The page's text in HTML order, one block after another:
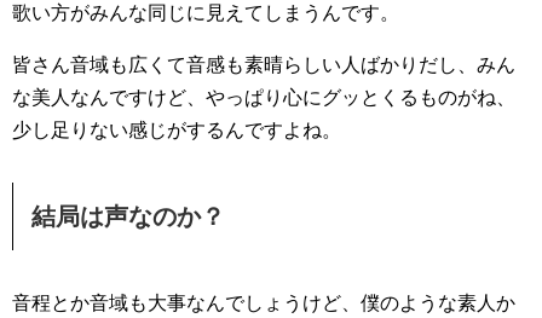
歌い方がみんな同じに見えてしまうんです。
皆さん音域も広くて音感も素晴らしい人ばかりだし、みん
な美人なんですけど、やっぱり心にグッとくるものがね、
少し足りない感じがするんですよね。
結局は声なのか？
音程とか音域も大事なんでしょうけど、僕のような素人か